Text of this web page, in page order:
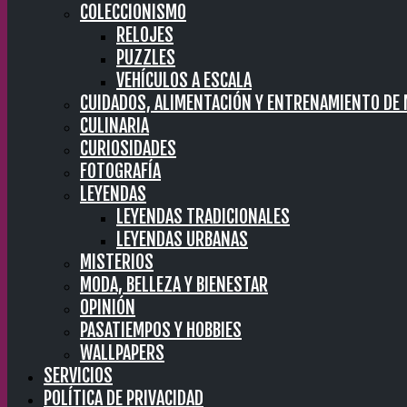
COLECCIONISMO
RELOJES
PUZZLES
VEHÍCULOS A ESCALA
CUIDADOS, ALIMENTACIÓN Y ENTRENAMIENTO DE
CULINARIA
CURIOSIDADES
FOTOGRAFÍA
LEYENDAS
LEYENDAS TRADICIONALES
LEYENDAS URBANAS
MISTERIOS
MODA, BELLEZA Y BIENESTAR
OPINIÓN
PASATIEMPOS Y HOBBIES
WALLPAPERS
SERVICIOS
POLÍTICA DE PRIVACIDAD